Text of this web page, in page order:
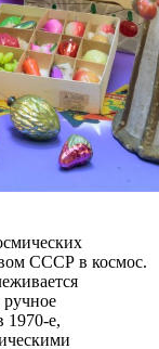
СССР в космос.
ручное
1970-е,